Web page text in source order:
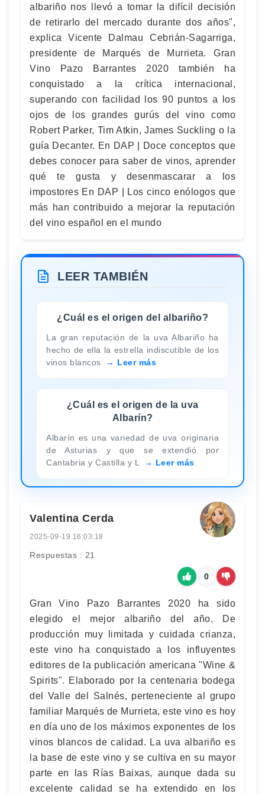
albariño nos llevó a tomar la difícil decisión
de retirarlo del mercado durante dos años",
explica Vicente Dalmau Cebrián-Sagarriga,
presidente de Marqués de Murrieta. Gran
Vino Pazo Barrantes 2020 también ha
conquistado a la crítica internacional,
superando con facilidad los 90 puntos a los
ojos de los grandes gurús del vino como
Robert Parker, Tim Atkin, James Suckling o la
guía Decanter. En DAP | Doce conceptos que
debes conocer para saber de vinos, aprender
qué te gusta y desenmascarar a los
impostores En DAP | Los cinco enólogos que
más han contribuido a mejorar la reputación
del vino español en el mundo
LEER TAMBIÉN
¿Cuál es el origen del albariño?
La gran reputación de la uva Albariño ha
hecho de ella la estrella indiscutible de los
vinos blancos
Leer más
¿Cuál es el origen de la uva
Albarín?
Albarín es una variedad de uva originaria
de Asturias y que se extendió por
Cantabria y Castilla y L
Leer más
Valentina Cerda
2025-09-19 16:03:18
Respuestas : 21
0
Gran Vino Pazo Barrantes 2020 ha sido
elegido el mejor albariño del año. De
producción muy limitada y cuidada crianza,
este vino ha conquistado a los influyentes
editores de la publicación americana "Wine &
Spirits". Elaborado por la centenaria bodega
del Valle del Salnés, perteneciente al grupo
familiar Marqués de Murrieta, este vino es hoy
en día uno de los máximos exponentes de los
vinos blancos de calidad. La uva albariño es
la base de este vino y se cultiva en su mayor
parte en las Rías Baixas, aunque dada su
excelente calidad se ha extendido en los